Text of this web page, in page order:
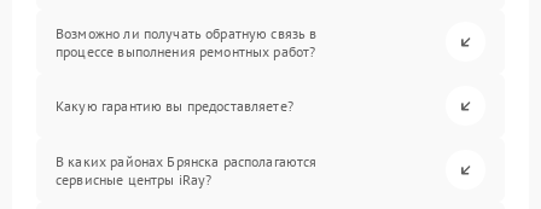
Возможно ли получать обратную связь в
процессе выполнения ремонтных работ?
Какую гарантию вы предоставляете?
В каких районах Брянска располагаются
сервисные центры iRay?